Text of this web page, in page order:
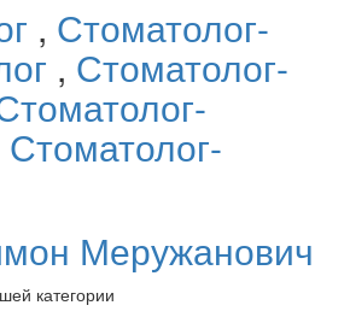
, Стоматолог-
, Стоматолог-
Стоматолог-
Меружанович
категории